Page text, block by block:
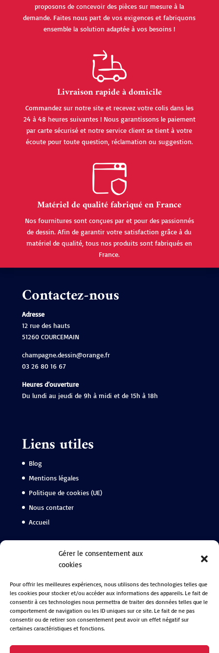
Gérer le consentement aux
cookies
Pour offrir les meilleures expériences, nous utilisons des technologies telles que
les cookies pour stocker et/ou accéder aux informations des appareils. Le fait de
consentir à ces technologies nous permettra de traiter des données telles que le
comportement de navigation ou les ID uniques sur ce site. Le fait de ne pas
consentir ou de retirer son consentement peut avoir un effet négatif sur
certaines caractéristiques et fonctions.
proposons de concevoir des pièces sur mesure à la
demande. Faites nous part de vos exigences et fabriquons
ensemble la solution adaptée à vos besoins !
Livraison rapide à domicile
Commandez sur notre site et recevez votre colis dans les
24 à 48 heures suivantes ! Nous garantissons le paiement
par carte sécurisé et notre service client se tient à votre
écoute pour toute question, réclamation ou suggestion.
Matériel de qualité fabriqué en France
Nos fournitures sont conçues par et pour des passionnés
de dessin. Afin de garantir votre satisfaction grâce à du
matériel de qualité, tous nos produits sont fabriqués en
France.
Contactez-nous
Adresse
12 rue des hauts
51260 COURCEMAIN
champagne.dessin@orange.fr
03 26 80 16 67
Heures d’ouverture
Du lundi au jeudi de 9h à midi et de 15h à 18h
Liens utiles
Blog
Mentions légales
Politique de cookies (UE)
Nous contacter
Accueil
Suivez-nous
Instagram
Linkedin